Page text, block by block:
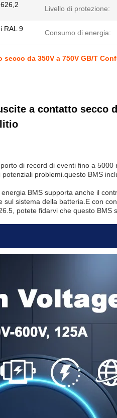
Livello di protezione:
RAL 9
Consumo di energia:
da 350V a 750V GB/T
a contatto secco
di record di eventi fino a 5000
problemi.questo BMS
BMS supporta anche il
sistema della batteria.E con
potete fidarvi che questo BMS